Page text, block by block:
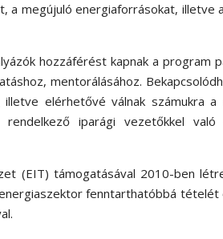
a megújuló energiaforrásokat, illetve
hozzáférést kapnak a program
mentorálásához.
elérhetővé válnak számukra a
iparági vezetőkkel
(EIT) támogatásával 2010-ben
fenntarthatóbbá tételét